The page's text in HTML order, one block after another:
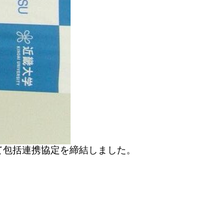
括連携協定を締結しました。